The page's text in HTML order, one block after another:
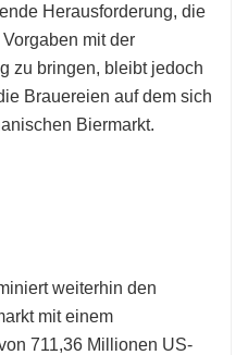
Herausforderung, die
mit der
zu bringen, bleibt jedoch
Brauereien auf dem sich
Biermarkt.
weiterhin den
mit einem
711,36 Millionen US-